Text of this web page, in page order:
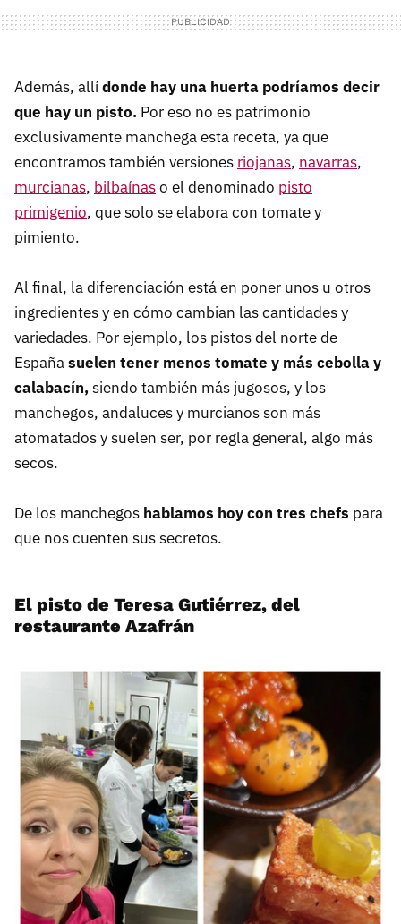
Además, allídonde hay una huerta podríamos decir
que hay un pisto. Por eso no es patrimonio
exclusivamente manchega esta receta, ya que
encontramos también versiones riojanas, navarras,
murcianas, bilbaínaso el denominado pisto
primigenio, que solo se elabora con tomate y
pimiento.
Al final, la diferenciación está en poner unos u otros
ingredientes y en cómo cambian las cantidades y
variedades. Por ejemplo, los pistos del norte de
Españasuelen tener menos tomate y más cebolla y
calabacín,siendo también más jugosos, y los
manchegos, andaluces y murcianos son más
atomatados y suelen ser, por regla general, algo más
secos.
De los manchegos hablamos hoy con tres chefs para
que nos cuenten sus secretos.
El pisto de Teresa Gutiérrez, del
restaurante Azafrán